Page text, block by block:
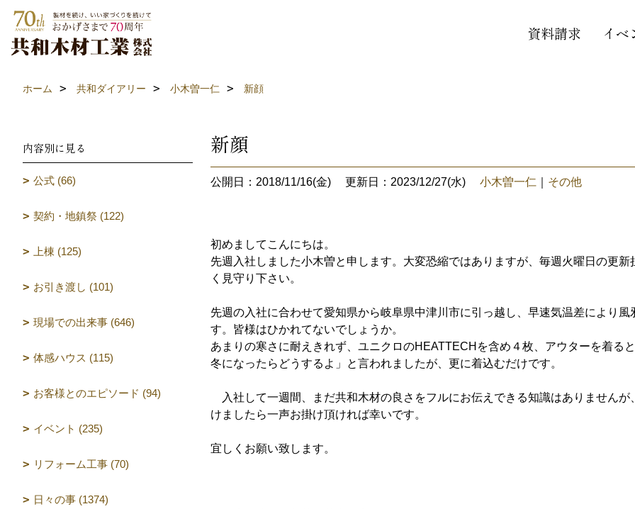
資料請求 イベ
ホーム 共和ダイアリー 小木曽一仁 新顔
新顔
公開日：2018/11/16(金) 更新日：2023/12/27(水) 小木曽一仁 その他
初めましてこんにちは。
先週入社しました小木曽と申します。大変恐縮ではありますが、毎週火曜日の更
く見守り下さい。
先週の入社に合わせて愛知県から岐阜県中津川市に引っ越し、早速気温差により
す。皆様はひかれてないでしょうか。
あまりの寒さに耐えきれず、ユニクロのHEATTECHを含め４枚、アウターを着る
冬になったらどうするよ」と言われましたが、更に着込むだけです。
入社して一週間、まだ共和木材の良さをフルにお伝えできる知識はありません
けましたら一声お掛け頂ければ幸いです。
宜しくお願い致します。
内容別に見る
公式 (66)
契約・地鎮祭 (122)
上棟 (125)
お引き渡し (101)
現場での出来事 (646)
体感ハウス (115)
お客様とのエピソード (94)
イベント (235)
リフォーム工事 (70)
日々の事 (1374)